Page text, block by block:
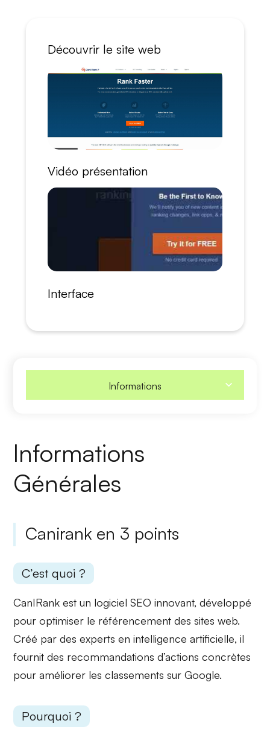
Découvrir le site web
Vidéo présentation
Interface
Informations
Informations
Générales
Canirank en 3 points
C’est quoi ?
CanIRank est un logiciel SEO innovant, développé
pour optimiser le référencement des sites web.
Créé par des experts enintelligence artificielle, il
fournit des recommandations d’actions concrètes
pour améliorer les classements sur Google.
Pourquoi ?